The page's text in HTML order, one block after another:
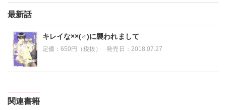
最新話
キレイな××(♂)に襲われまして
定価：650円（税抜） 発売日： 2018.07.27
関連書籍